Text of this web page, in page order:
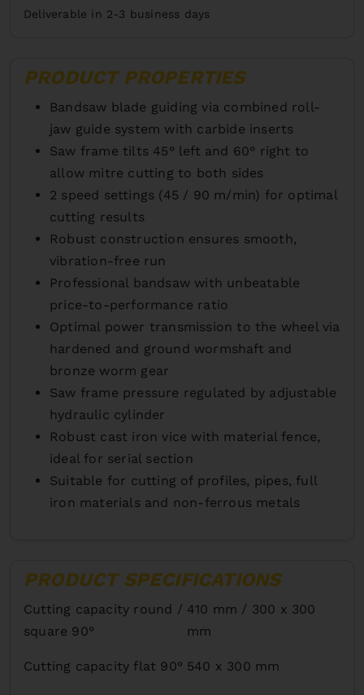
Deliverable in 2-3 business days
PRODUCT PROPERTIES
Bandsaw blade guiding via combined roll-
jaw guide system with carbide inserts
Saw frame tilts 45° left and 60° right to
allow mitre cutting to both sides
2 speed settings (45 / 90 m/min) for optimal
cutting results
Robust construction ensures smooth,
vibration-free run
Professional bandsaw with unbeatable
price-to-performance ratio
Optimal power transmission to the wheel via
hardened and ground wormshaft and
bronze worm gear
Saw frame pressure regulated by adjustable
hydraulic cylinder
Robust cast iron vice with material fence,
ideal for serial section
Suitable for cutting of profiles, pipes, full
iron materials and non-ferrous metals
PRODUCT SPECIFICATIONS
Cutting capacity round /
square 90°
410 mm / 300 x 300
mm
Cutting capacity flat 90° 540 x 300 mm